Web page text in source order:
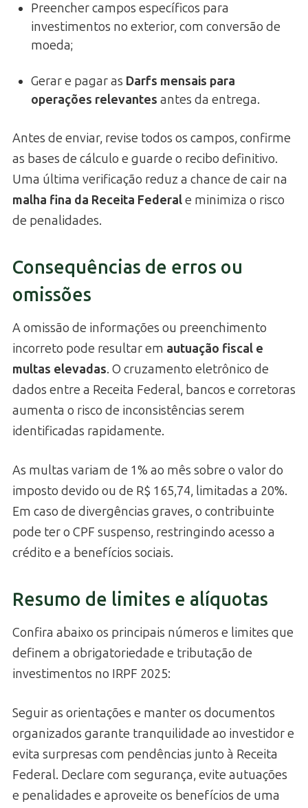
Preencher campos específicos para
investimentos no exterior, com conversão de
moeda;
Gerar e pagar as Darfs mensais para
operações relevantes antes da entrega.
Antes de enviar, revise todos os campos, confirme
as bases de cálculo e guarde o recibo definitivo.
Uma última verificação reduz a chance de cair na
malha fina da Receita Federale minimiza o risco
de penalidades.
Consequências de erros ou
omissões
A omissão de informações ou preenchimento
incorreto pode resultar em autuação fiscal e
multas elevadas. O cruzamento eletrônico de
dados entre a Receita Federal, bancos e corretoras
aumenta o risco de inconsistências serem
identificadas rapidamente.
As multas variam de 1% ao mês sobre o valor do
imposto devido ou de R$ 165,74, limitadas a 20%.
Em caso de divergências graves, o contribuinte
pode ter o CPF suspenso, restringindo acesso a
crédito e a benefícios sociais.
Resumo de limites e alíquotas
Confira abaixo os principais números e limites que
definem a obrigatoriedade e tributação de
investimentos no IRPF 2025:
Seguir as orientações e manter os documentos
organizados garante tranquilidade ao investidor e
evita surpresas com pendências junto à Receita
Federal. Declare com segurança, evite autuações
e penalidades e aproveite os benefícios de uma